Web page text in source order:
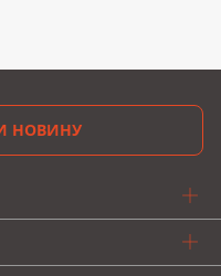
НОВИНУ